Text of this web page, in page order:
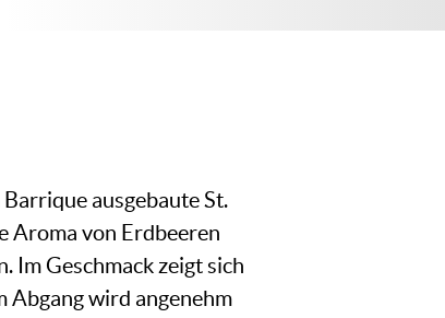
ausgebaute St.
Aroma von Erdbeeren
Im Geschmack zeigt sich
Abgang wird angenehm